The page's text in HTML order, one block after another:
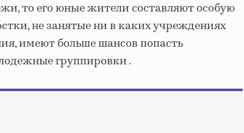
то его юные жители составляют особую
не занятые ни в каких учреждениях
имеют больше шансов попасть
группировки .